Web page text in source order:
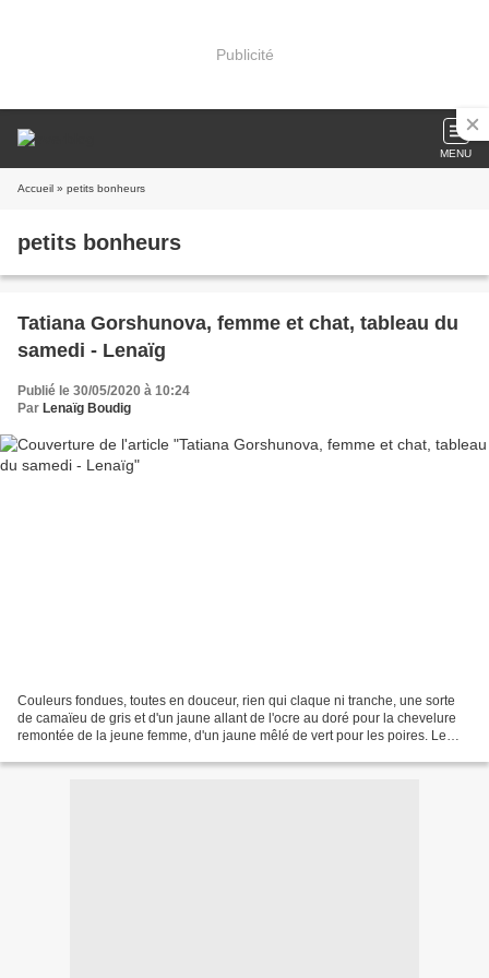
Publicité
MENU
Accueil » petits bonheurs
petits bonheurs
Tatiana Gorshunova, femme et chat, tableau du
samedi - Lenaïg
Publié le 30/05/2020 à 10:24
Par Lenaïg Boudig
Couleurs fondues, toutes en douceur, rien qui claque ni tranche, une sorte
de camaïeu de gris et d'un jaune allant de l'ocre au doré pour la chevelure
remontée de la jeune femme, d'un jaune mêlé de vert pour les poires. Le